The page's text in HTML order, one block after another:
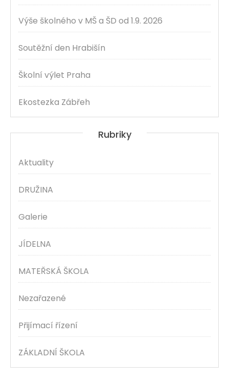
Výše školného v MŠ a ŠD od 1.9. 2026
Soutěžní den Hrabišín
Školní výlet Praha
Ekostezka Zábřeh
Rubriky
Aktuality
DRUŽINA
Galerie
JÍDELNA
MATEŘSKÁ ŠKOLA
Nezařazené
Přijímací řízení
ZÁKLADNÍ ŠKOLA